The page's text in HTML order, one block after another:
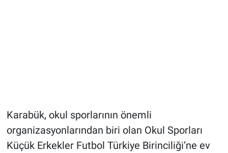
Karabük, okul sporlarının önemli
organizasyonlarından biri olan Okul Sporları
Küçük Erkekler Futbol Türkiye Birinciliği’ne ev